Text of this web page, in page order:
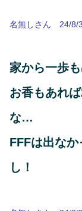
名無しさん 24/8/
家から一歩
お香もあれ
な…
FFFは出な
し！